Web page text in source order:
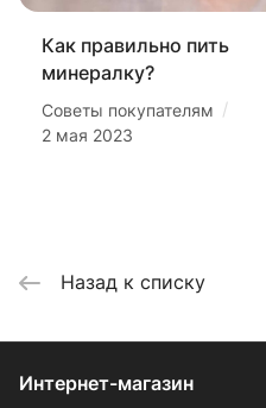
Как правильно пить
минералку?
Советы покупателям /
2 мая 2023
Назад к списку
Интернет-магазин